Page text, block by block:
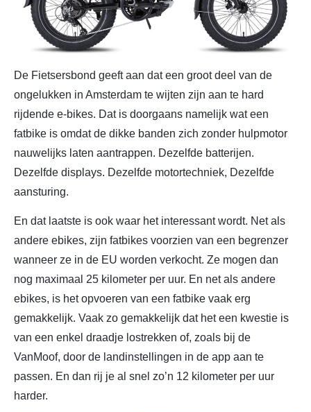
De Fietsersbond geeft aan dat een groot deel van de
ongelukken in Amsterdam te wijten zijn aan te hard
rijdende e-bikes. Dat is doorgaans namelijk wat een
fatbike is omdat de dikke banden zich zonder hulpmotor
nauwelijks laten aantrappen. Dezelfde batterijen.
Dezelfde displays. Dezelfde motortechniek, Dezelfde
aansturing.
En dat laatste is ook waar het interessant wordt. Net als
andere ebikes, zijn fatbikes voorzien van een begrenzer
wanneer ze in de EU worden verkocht. Ze mogen dan
nog maximaal 25 kilometer per uur. En net als andere
ebikes, is het opvoeren van een fatbike vaak erg
gemakkelijk. Vaak zo gemakkelijk dat het een kwestie is
van een enkel draadje lostrekken of, zoals bij de
VanMoof, door de landinstellingen in de app aan te
passen. En dan rij je al snel zo’n 12 kilometer per uur
harder.